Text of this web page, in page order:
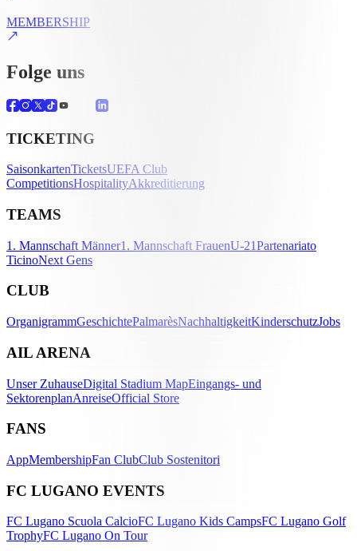
MEMBERSHIP
Folge uns
TICKETING
SaisonkartenTicketsUEFA Club
CompetitionsHospitalityAkkreditierung
TEAMS
1. Mannschaft Männer1. Mannschaft FrauenU-21Partenariato
TicinoNext Gens
CLUB
OrganigrammGeschichtePalmarèsNachhaltigkeitKinderschutzJobs
AIL ARENA
Unser ZuhauseDigital Stadium MapEingangs- und
SektorenplanAnreiseOfficial Store
FANS
AppMembershipFan ClubClub Sostenitori
FC LUGANO EVENTS
FC Lugano Scuola CalcioFC Lugano Kids CampsFC Lugano Golf
TrophyFC Lugano On Tour